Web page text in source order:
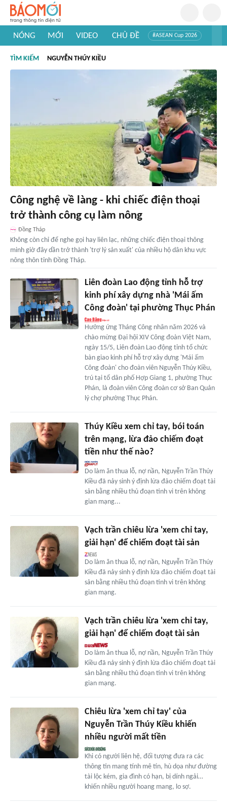
NÓNG MỚI VIDEO CHỦ ĐỀ #ASEAN Cup 2026
#Khám phá thế giới
TÌM KIẾM NGUYỄN THÚY KIỀU
Công nghệ về làng - khi chiếc điện thoại
trở thành công cụ làm nông
Đồng Tháp
Không còn chỉ để nghe gọi hay liên lạc, những chiếc điện thoại thông
minh giờ đây dần trở thành 'trợ lý sản xuất' của nhiều hộ dân khu vực
nông thôn tỉnh Đồng Tháp.
Liên đoàn Lao động tỉnh hỗ trợ
kinh phí xây dựng nhà 'Mái ấm
Công đoàn' tại phường Thục Phán
Hưởng ứng Tháng Công nhân năm 2026 và
chào mừng Đại hội XIV Công đoàn Việt Nam,
ngày 15/5, Liên đoàn Lao động tỉnh tổ chức
bàn giao kinh phí hỗ trợ xây dựng 'Mái ấm
Công đoàn' cho đoàn viên Nguyễn Thúy Kiều,
trú tại tổ dân phố Hợp Giang 1, phường Thục
Phán, là đoàn viên Công đoàn cơ sở Ban Quản
lý chợ phường Thục Phán.
Thúy Kiều xem chỉ tay, bói toán
trên mạng, lừa đảo chiếm đoạt
tiền như thế nào?
Do làm ăn thua lỗ, nợ nần, Nguyễn Trần Thúy
Kiều đã nảy sinh ý định lừa đảo chiếm đoạt tài
sản bằng nhiều thủ đoạn tinh vi trên không
gian mạng...
Vạch trần chiêu lừa 'xem chỉ tay,
giải hạn' để chiếm đoạt tài sản
Do làm ăn thua lỗ, nợ nần, Nguyễn Trần Thúy
Kiều đã nảy sinh ý định lừa đảo chiếm đoạt tài
sản bằng nhiều thủ đoạn tinh vi trên không
gian mạng.
Vạch trần chiêu lừa 'xem chỉ tay,
giải hạn' để chiếm đoạt tài sản
Do làm ăn thua lỗ, nợ nần, Nguyễn Trần Thúy
Kiều đã nảy sinh ý định lừa đảo chiếm đoạt tài
sản bằng nhiều thủ đoạn tinh vi trên không
gian mạng.
Chiêu lừa 'xem chỉ tay' của
Nguyễn Trần Thúy Kiều khiến
nhiều người mất tiền
Khi có người liên hệ, đối tượng đưa ra các
thông tin mang tính mê tín, hù dọa như đường
tài lộc kém, gia đình có hạn, bị dính ngải…
khiến nhiều người hoang mang, lo sợ.